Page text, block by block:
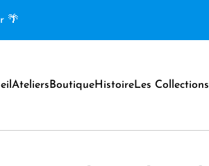
🌴
Ateliers BoutiqueHistoireLes Collections